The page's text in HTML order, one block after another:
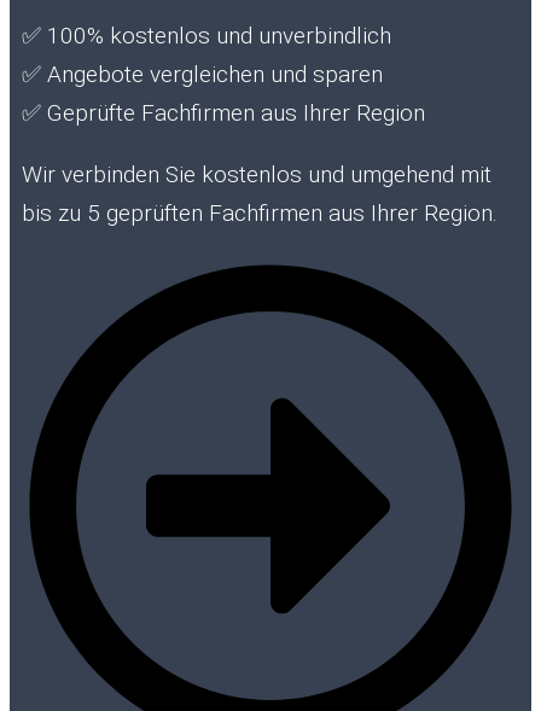
✅ 100% kostenlos und unverbindlich
✅ Angebote vergleichen und sparen
✅ Geprüfte Fachfirmen aus Ihrer Region
Wir verbinden Sie kostenlos und umgehend mit
bis zu 5 geprüften Fachfirmen aus Ihrer Region.